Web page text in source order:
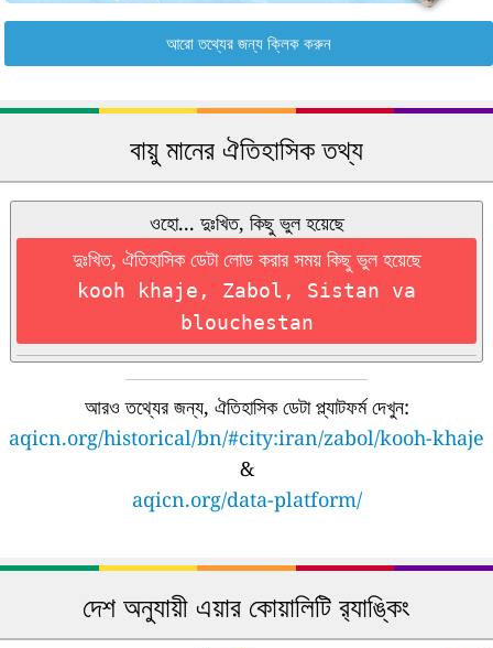
আরো তথ্যের জন্য ক্লিক করুন
বায়ু মানের ঐতিহাসিক তথ্য
ওহো... দুঃখিত, কিছু ভুল হয়েছে
দুঃখিত, ঐতিহাসিক ডেটা লোড করার সময় কিছু ভুল হয়েছে
kooh khaje, Zabol, Sistan va
blouchestan
আরও তথ্যের জন্য, ঐতিহাসিক ডেটা প্ল্যাটফর্ম দেখুন:
aqicn.org/historical/bn/#city:iran/zabol/kooh-khaje
&
aqicn.org/data-platform/
দেশ অনুযায়ী এয়ার কোয়ালিটি র‍্যাঙ্কিং